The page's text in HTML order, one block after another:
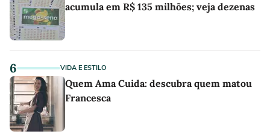
acumula em R$ 135 milhões; veja dezenas
6 VIDA E ESTILO
Quem Ama Cuida: descubra quem matou
Francesca